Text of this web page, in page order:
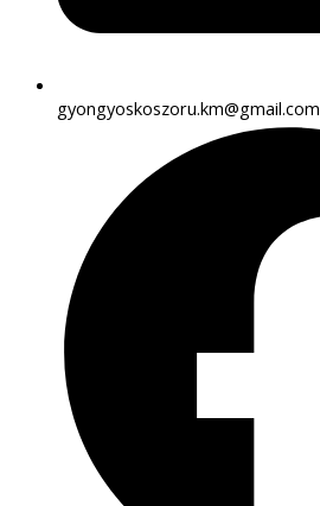
gyongyoskoszoru.km@gmail.com